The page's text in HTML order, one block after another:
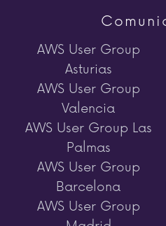
AWS User Group
Asturias
AWS User Group
Valencia
AWS User Group Las
Palmas
AWS User Group
Barcelona
AWS User Group